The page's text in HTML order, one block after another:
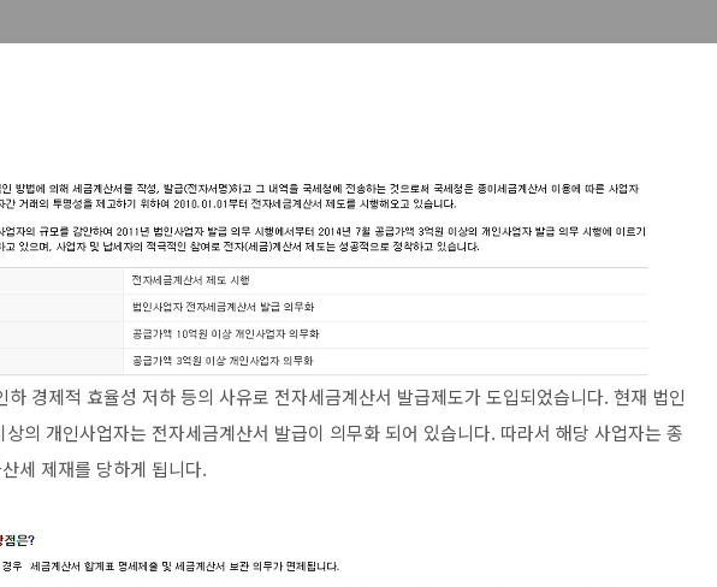
하 경제적 효율성 저하 등의 사유로 전자세금계산서 발급제도가 도입되었습니다. 현재 법인
의 개인사업자는 전자세금계산서 발급이 의무화 되어 있습니다. 따라서 해당 사업자는 종
세 제재를 당하게 됩니다.